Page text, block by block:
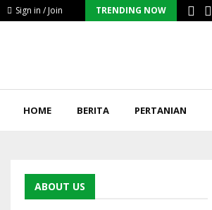
Sign in / Join TRENDING NOW
HOME BERITA PERTANIAN
ABOUT US